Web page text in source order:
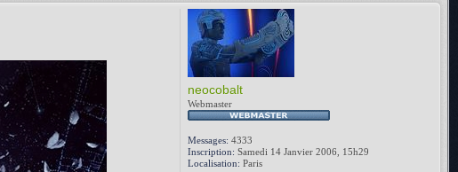
neocobalt
Webmaster
Messages: 4333
Inscription: Samedi 14 Janvier 2006, 15h29
Localisation: Paris